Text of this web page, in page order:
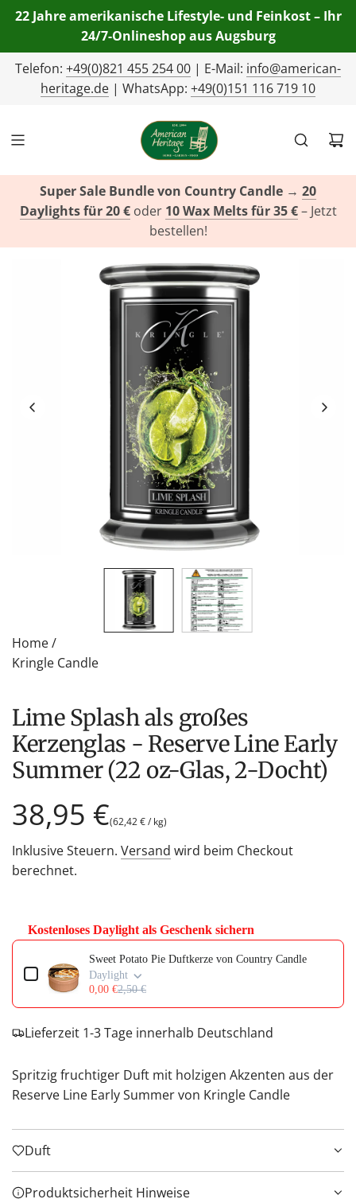
22 Jahre amerikanische Lifestyle- und Feinkost – Ihr
24/7-Onlineshop aus Augsburg
Telefon: +49(0)821 455 254 00 | E-Mail: info@american-
heritage.de | WhatsApp: +49(0)151 116 719 10
Super Sale Bundle von Country Candle → 20
Daylights für 20 €oder 10 Wax Melts für 35 €– Jetzt
bestellen!
Home/
Kringle Candle
Lime Splash als großes
Kerzenglas - Reserve Line Early
Summer (22 oz-Glas, 2-Docht)
Regulärer
Preis
38,95 €(62,42 €/ kg)
Inklusive Steuern. Versand wird beim Checkout
berechnet.
Kostenloses Daylight als Geschenk sichern
Use the Previous and Next buttons to navigate through product
Sweet Potato Pie Duftkerze von Country Candle
Daylight
0,00 €2,50 €
Lieferzeit 1-3 Tage innerhalb Deutschland
Spritzig fruchtiger Duft mit holzigen Akzenten aus der
Reserve Line Early Summer von Kringle Candle
Duft
Produktsicherheit Hinweise